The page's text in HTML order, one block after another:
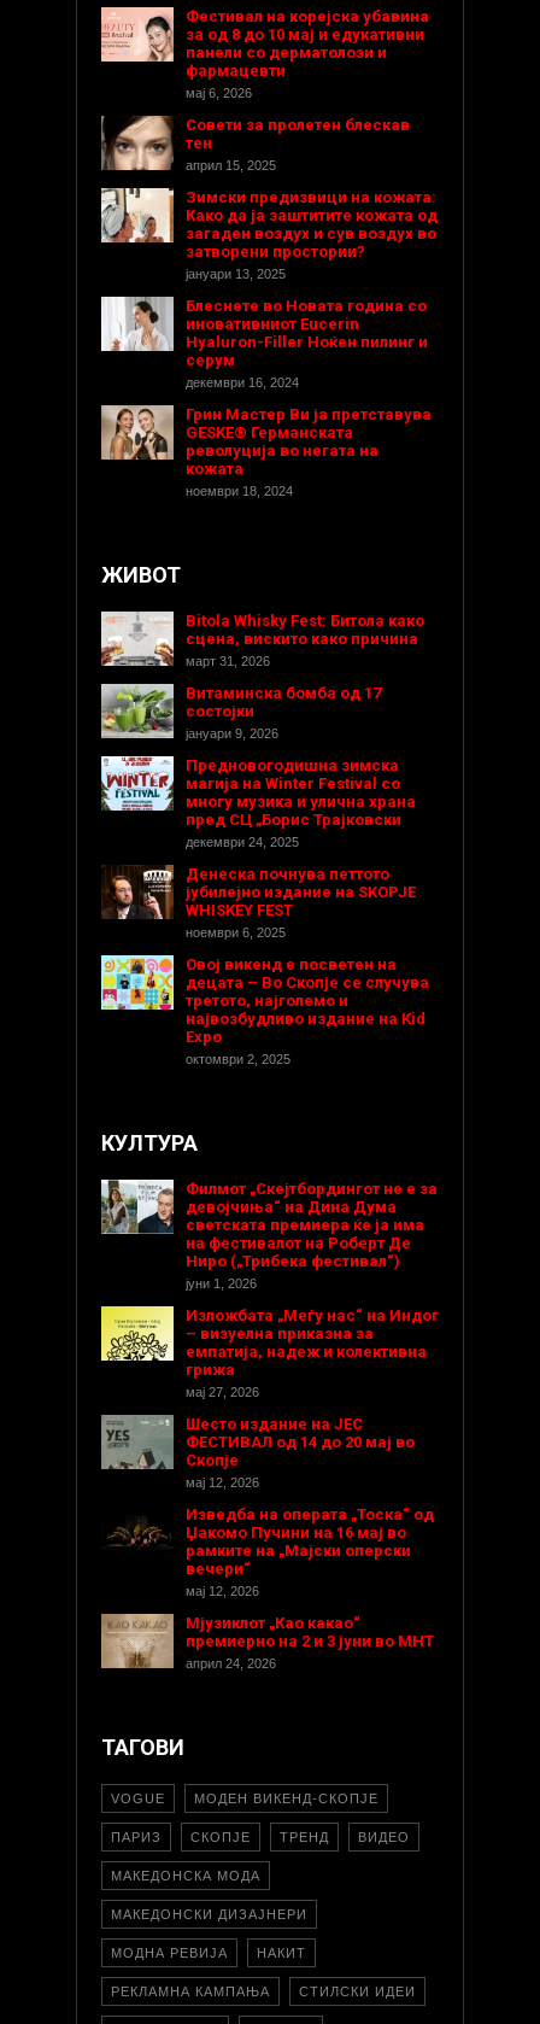
Фестивал на корејска убавина
за од 8 до 10 мај и едукативни
панели со дерматолози и
фармацевти
мај 6, 2026
Совети за пролетен блескав
тен
април 15, 2025
Зимски предизвици на кожата:
Како да ја заштитите кожата од
загаден воздух и сув воздух во
затворени простории?
јануари 13, 2025
Блеснете во Новата година со
иновативниот Eucerin
Hyaluron-Filler Ноќен пилинг и
серум
декември 16, 2024
Грин Мастер Ви ја претставува
GESKE® Германската
револуција во негата на
кожата
ноември 18, 2024
ЖИВОТ
Bitola Whisky Fest: Битола како
сцена, вискито како причина
март 31, 2026
Витаминска бомба од 17
состојки
јануари 9, 2026
Предновогодишнa зимска
магија на Winter Festival со
многу музика и улична храна
пред СЦ „Борис Трајковски
декември 24, 2025
Денеска почнува петтото
јубилејно издание на SKOPJE
WHISKEY FEST
ноември 6, 2025
Овој викенд е посветен на
децата – Во Скопје се случува
третото, најголемо и
највозбудливо издание на Kid
Expo
октомври 2, 2025
КУЛТУРА
Филмот „Скејтбордингот не е за
девојчиња“ на Дина Дума
светската премиера ќе ја има
на фестивалот на Роберт Де
Ниро („Трибека фестивал“)
јуни 1, 2026
Изложбата „Меѓу нас“ на Индог
– визуелна приказна за
емпатија, надеж и колективна
грижа
мај 27, 2026
Шесто издание на ЈЕС
ФЕСТИВАЛ од 14 до 20 мај во
Скопје
мај 12, 2026
Изведба на операта „Тоска“ од
Џакомо Пучини на 16 мај во
рамките на „Мајски оперски
вечери“
мај 12, 2026
Мјузиклот „Као какао“
премиерно на 2 и 3 јуни во МНТ
април 24, 2026
ТАГОВИ
VOGUE МОДЕН ВИКЕНД-СКОПЈЕ
ПАРИЗ СКОПЈЕ ТРЕНД ВИДЕО
МАКЕДОНСКА МОДА
МАКЕДОНСКИ ДИЗАЈНЕРИ
МОДНА РЕВИЈА НАКИТ
РЕКЛАМНА КАМПАЊА СТИЛСКИ ИДЕИ